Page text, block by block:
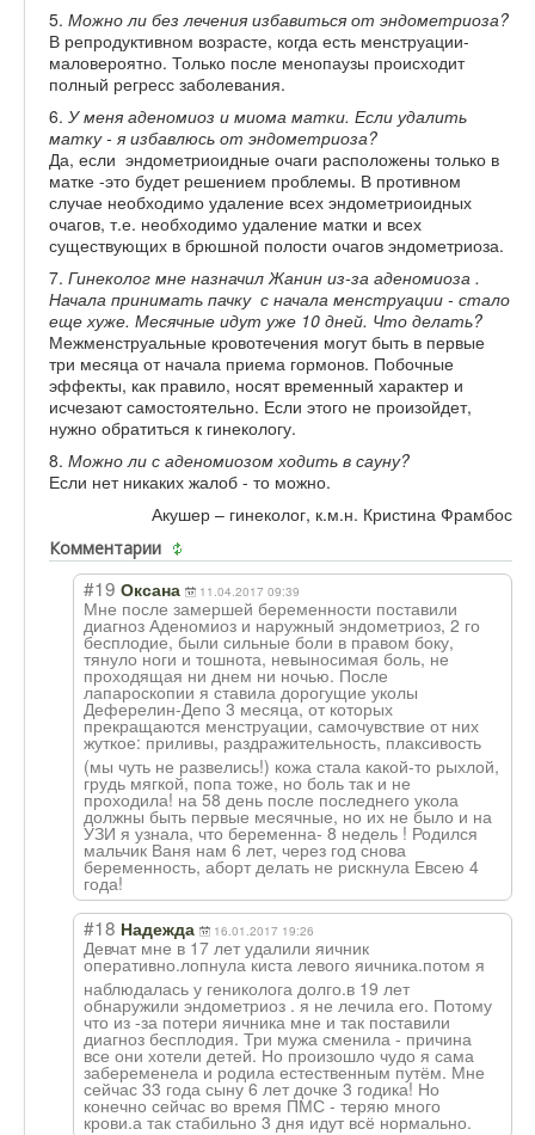
5. Можно ли без лечения избавиться от эндометриоза?
В репродуктивном возрасте, когда есть менструации-
маловероятно. Только после менопаузы происходит
полный регресс заболевания.
6. У меня аденомиоз и миома матки. Если удалить
матку - я избавлюсь от эндометриоза?
Да, если эндометриоидные очаги расположены только в
матке -это будет решением проблемы. В противном
случае необходимо удаление всех эндометриоидных
очагов, т.е. необходимо удаление матки и всех
существующих в брюшной полости очагов эндометриоза.
7. Гинеколог мне назначил Жанин из-за аденомиоза .
Начала принимать пачку с начала менструации - стало
еще хуже. Месячные идут уже 10 дней. Что делать?
Межменструальные кровотечения могут быть в первые
три месяца от начала приема гормонов. Побочные
эффекты, как правило, носят временный характер и
исчезают самостоятельно. Если этого не произойдет,
нужно обратиться к гинекологу.
8. Можно ли с аденомиозом ходить в сауну?
Если нет никаких жалоб - то можно.
Акушер – гинеколог, к.м.н. Кристина Фрамбос
Комментарии
#19 Оксана 11.04.2017 09:39
Мне после замершей беременности поставили
диагноз Аденомиоз и наружный эндометриоз, 2 го
бесплодие, были сильные боли в правом боку,
тянуло ноги и тошнота, невыносимая боль, не
проходящая ни днем ни ночью. После
лапароскопии я ставила дорогущие уколы
Деферелин-Депо 3 месяца, от которых
прекращаются менструации, самочувствие от них
жуткое: приливы, раздражительность, плаксивость
(мы чуть не развелись!) кожа стала какой-то рыхлой,
грудь мягкой, попа тоже, но боль так и не
проходила! на 58 день после последнего укола
должны быть первые месячные, но их не было и на
УЗИ я узнала, что беременна- 8 недель ! Родился
мальчик Ваня нам 6 лет, через год снова
беременность, аборт делать не рискнула Евсею 4
года!
#18 Надежда 16.01.2017 19:26
Девчат мне в 17 лет удалили яичник
оперативно.лопнула киста левого яичника.потом я
наблюдалась у гениколога долго.в 19 лет
обнаружили эндометриоз . я не лечила его. Потому
что из -за потери яичника мне и так поставили
диагноз бесплодия. Три мужа сменила - причина
все они хотели детей. Но произошло чудо я сама
забеременела и родила естественным путём. Мне
сейчас 33 года сыну 6 лет дочке 3 годика! Но
конечно сейчас во время ПМС - теряю много
крови.а так стабильно 3 дня идут всё нормально.